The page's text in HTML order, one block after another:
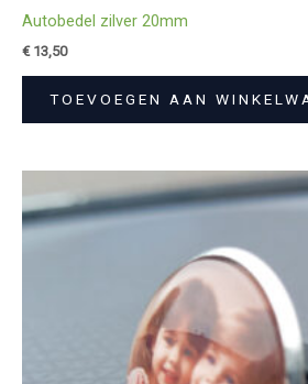
Autobedel zilver 20mm
€13,50
TOEVOEGEN AAN